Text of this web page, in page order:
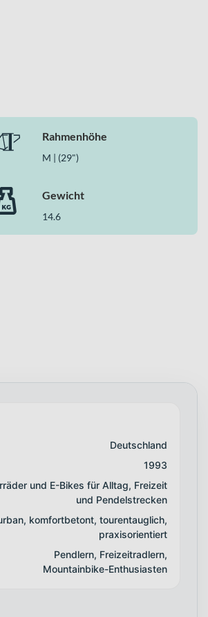
moderner 12-Gang-Technik. Cube
Sicherheit und Fahrspaß auf
Rahmenhöhe
M | (29")
Gewicht
14.6
Deutschland
1993
und E-Bikes für Alltag, Freizeit
und Pendelstrecken
komfortbetont, tourentauglich,
praxisorientiert
Pendlern, Freizeitradlern,
Mountainbike-Enthusiasten